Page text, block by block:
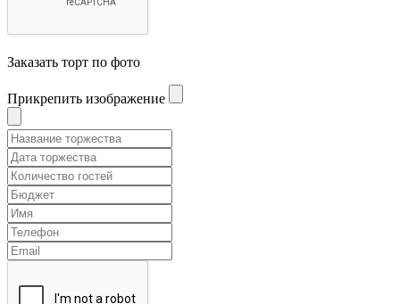
Заказать торт по фото
Прикрепить изображение